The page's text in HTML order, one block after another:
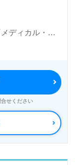
プロと一緒に
ディカル・リ
社ベネッセスタ
ホーム、保育/
界トップクラス
サービスをご提
ムも充実。『入
様です。
せください